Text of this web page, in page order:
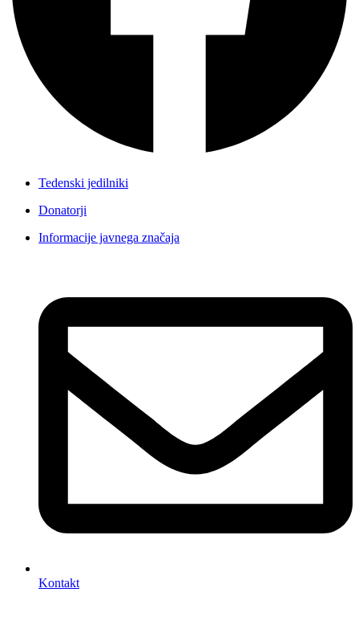
Tedenski jedilniki
Donatorji
Informacije javnega značaja
Kontakt